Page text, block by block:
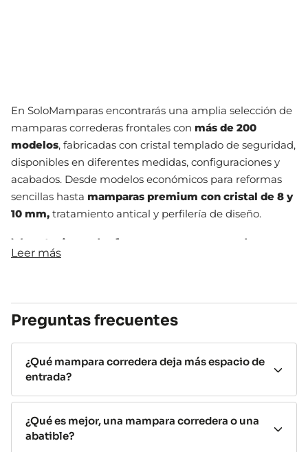
En SoloMamparas encontrarás una amplia selección de
mamparas correderas frontales con más de 200
modelos, fabricadas con cristal templado de seguridad,
disponibles en diferentes medidas, configuraciones y
acabados. Desde modelos económicos para reformas
sencillas hasta mamparas premium con cristal de 8 y
10 mm, tratamiento antical y perfilería de diseño.
Ventajas de las mamparas de
mercado por una razón: combinan
No ocupan espacio exterior
Laspuertas se deslizan sobre guías sin necesidad de
apertura hacia fuera,permitiendo instalar la mampara
incluso cuando el lavabo, el inodoro o un mueble están
muy próximos al plato de ducha.
Leer más
Preguntas frecuentes
¿Qué mampara corredera deja más espacio de
entrada?
¿Qué es mejor, una mampara corredera o una
abatible?